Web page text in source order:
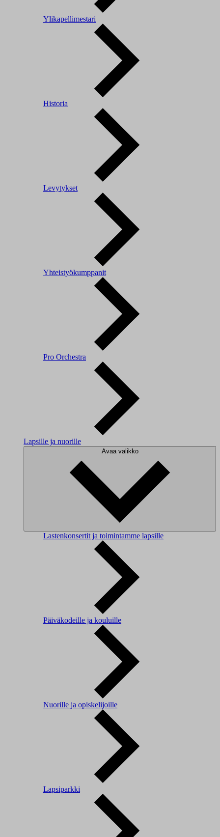
Ylikapellimestari
Historia
Levytykset
Yhteistyökumppanit
Pro Orchestra
Lapsille ja nuorille
Avaa valikko
Lastenkonsertit ja toimintamme lapsille
Päiväkodeille ja kouluille
Nuorille ja opiskelijoille
Lapsiparkki